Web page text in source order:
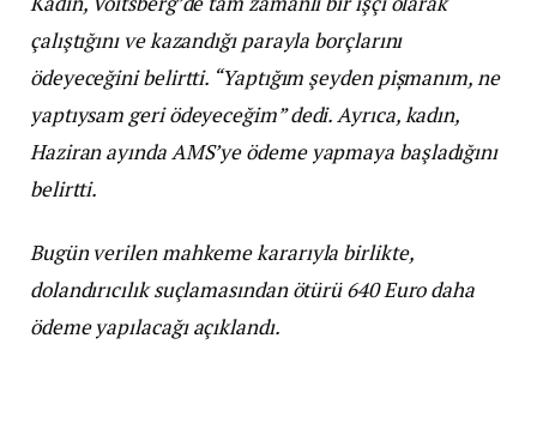
çalıştığını ve kazandığı parayla borçlarını
ödeyeceğini belirtti. “Yaptığım şeyden pișmanım, ne
yaptıysam geri ödeyeceğim” dedi. Ayrıca, kadın,
Haziran ayında AMS’ye ödeme yapmaya başladığını
belirtti.
Bugün verilen mahkeme kararıyla birlikte,
dolandırıcılık suçlamasından ötürü 640 Euro daha
ödeme yapılacağı açıklandı.